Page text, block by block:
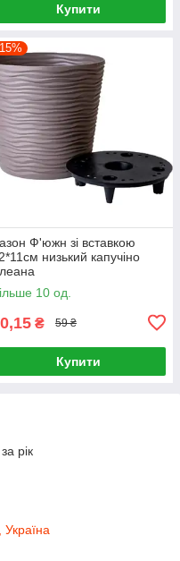
Купити
Ф'южн зі вставкою
низький капучіно
10 од.
₴ 59 ₴
Купити
рік